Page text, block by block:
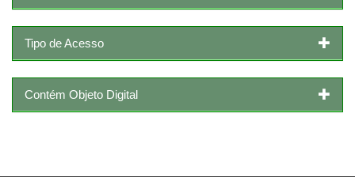
Tipo de Acesso
Contém Objeto Digital